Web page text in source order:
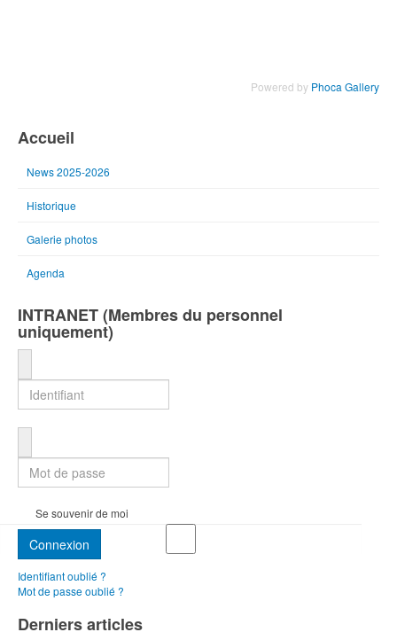
Powered by Phoca Gallery
Accueil
News 2025-2026
Historique
Galerie photos
Agenda
INTRANET (Membres du personnel
uniquement)
Se souvenir de moi
Connexion
Identifiant oublié ?
Mot de passe oublié ?
Derniers articles